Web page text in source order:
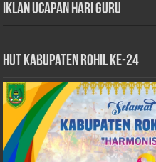
Iklan Ucapan Hari Guru
HUT Kabupaten Rohil Ke-24